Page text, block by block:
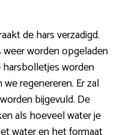
de hars verzadigd.
worden opgeladen
worden
regenereren. Er zal
bijgevuld. De
als hoeveel water je